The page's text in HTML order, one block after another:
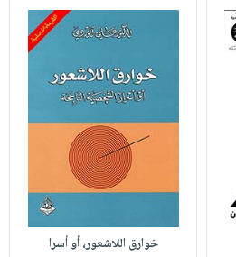
خوارق اللاشعور، أو أسرا